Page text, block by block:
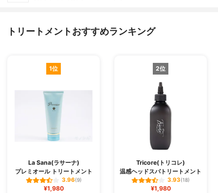
トリートメントおすすめランキング
1位
La Sana(ラサーナ)
プレミオール トリートメント
3.96(9)
¥1,980
2位
Tricore(トリコレ)
温感ヘッドスパトリートメント
3.93(18)
¥1,980